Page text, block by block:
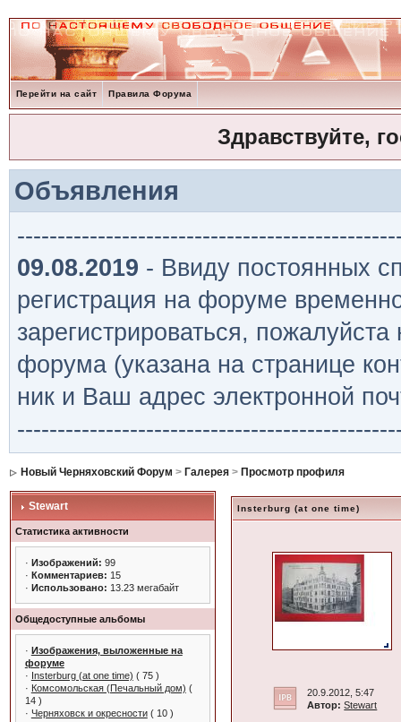
Перейти на сайт Правила Форума
Здравствуйте,
Объявления
09.08.2019 - Ввиду постоянных
регистрация на форуме
зарегистрироваться,
форума (указана на странице
ник и Ваш адрес электронной
Новый Черняховский Форум > Галерея> Просмотр профиля
Stewart
Статистика активности
· Изображений: 99
· Комментариев: 15
· Использовано: 13.23 мегабайт
Общедоступные альбомы
· Изображения, выложенные на
форуме
· Insterburg (at one time) ( 75 )
· Комсомольская (Печальный дом) (
14 )
· Черняховск и окресности( 10 )
Insterburg (at one time)
20.9.2012, 5:47
Автор: Stewart